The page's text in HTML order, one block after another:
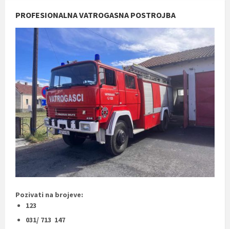
PROFESIONALNA VATROGASNA POSTROJBA
Pozivati na brojeve:
123
031/ 713 147